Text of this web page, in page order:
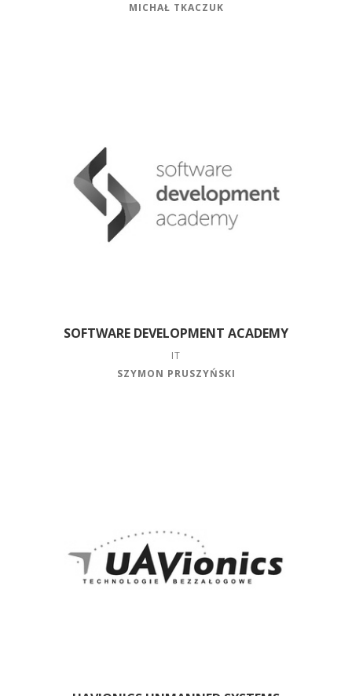
MICHAŁ TKACZUK
SOFTWARE DEVELOPMENT ACADEMY
IT
SZYMON PRUSZYŃSKI